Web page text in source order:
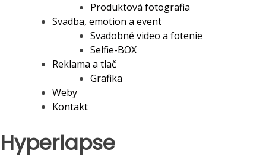
Produktová fotografia
Svadba, emotion a event
Svadobné video a fotenie
Selfie-BOX
Reklama a tlač
Grafika
Weby
Kontakt
Hyperlapse